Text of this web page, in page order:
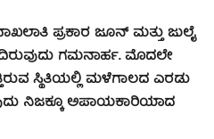
ಪ್ರಕಾರ ಜೂನ್ ಮತ್ತು ಜುಲೈ
ಗಮನಾರ್ಹ. ಮೊದಲೇ
ಸ್ಥಿತಿಯಲ್ಲಿ ಮಳೆಗಾಲದ ಎರಡು
ನಿಜಕ್ಕೂ ಅಪಾಯಕಾರಿಯಾದ